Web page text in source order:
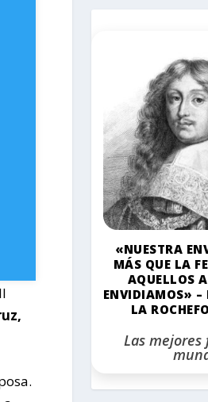
«NUESTRA
MÁS QUE LA
AQUELLOS
ENVIDIAMOS» –
LA
Las mejores